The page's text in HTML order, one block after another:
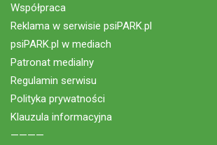
Współpraca
Reklama w serwisie psiPARK.pl
psiPARK.pl w mediach
Patronat medialny
Regulamin serwisu
Polityka prywatności
Klauzula informacyjna
————